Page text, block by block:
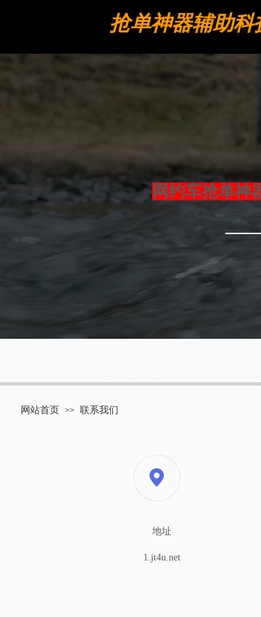
网约车抢单神
网站首页 >> 联系我们
地址
1.jt4u.net
抢单神器辅助科
工具